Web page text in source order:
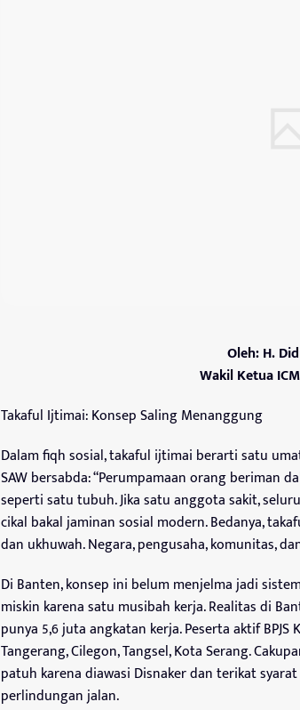
Oleh: H.
Wakil Ketua
Takaful Ijtimai: Konsep Saling Menanggung
Dalam fiqh sosial, takaful ijtimai berarti satu
SAW bersabda: “Perumpamaan orang beriman
seperti satu tubuh. Jika satu anggota sakit,
cikal bakal jaminan sosial modern. Bedanya,
dan ukhuwah. Negara, pengusaha, komunitas,
Di Banten, konsep ini belum menjelma jadi
miskin karena satu musibah kerja. Realitas di
punya 5,6 juta angkatan kerja. Peserta aktif
Tangerang, Cilegon, Tangsel, Kota Serang.
patuh karena diawasi Disnaker dan terikat
perlindungan jalan.